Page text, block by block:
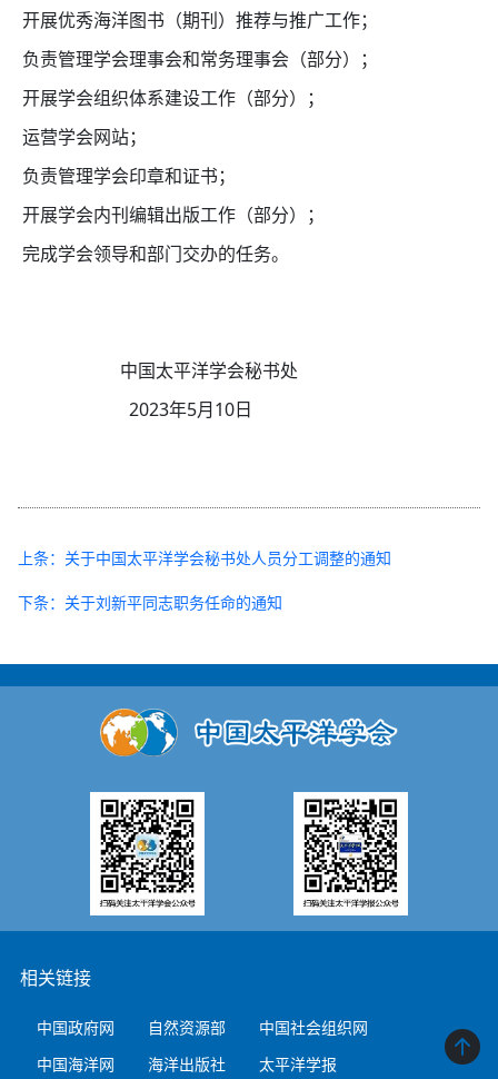
开展优秀海洋图书（期刊）推荐与推广工作；
负责管理学会理事会和常务理事会（部分）；
开展学会组织体系建设工作（部分）；
运营学会网站；
负责管理学会印章和证书；
开展学会内刊编辑出版工作（部分）；
完成学会领导和部门交办的任务。
中国太平洋学会秘书处
2023年5月10日
上条：关于中国太平洋学会秘书处人员分工调整的通知
下条：关于刘新平同志职务任命的通知
相关链接
中国政府网 自然资源部
中国社会组织网
中国海洋网
海洋出版社 太平洋学报